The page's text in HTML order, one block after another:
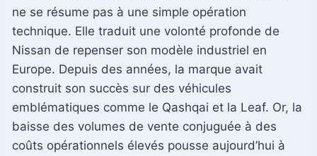
ne se résume pas à une simple opération
technique. Elle traduit une volonté profonde de
Nissan de repenser son modèle industriel en
Europe. Depuis des années, la marque avait
construit son succès sur des véhicules
emblématiques comme le Qashqai et la Leaf. Or, la
baisse des volumes de vente conjuguée à des
coûts opérationnels élevés pousse aujourd’hui à